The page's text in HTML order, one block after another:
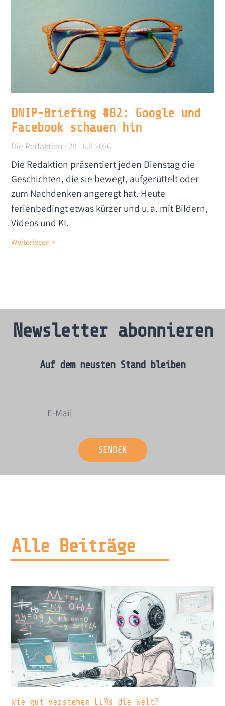
DNIP-Briefing #82: Google und
Facebook schauen hin
Die Redaktion 28. Juli 2026
Die Redaktion präsentiert jeden Dienstag die
Geschichten, die sie bewegt, aufgerüttelt oder
zum Nachdenken angeregt hat. Heute
ferienbedingt etwas kürzer und u. a. mit Bildern,
Videos und KI.
Weiterlesen »
Newsletter abonnieren
Auf dem neusten Stand bleiben​
SENDEN
Alle Beiträge
Wie gut verstehen LLMs die Welt?